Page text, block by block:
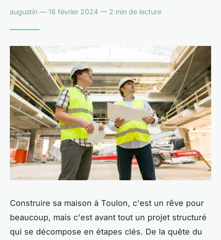
augustin — 18 février 2024 — 2 min de lecture
Construire sa maison à Toulon, c'est un rêve pour
beaucoup, mais c'est avant tout un projet structuré
qui se décompose en étapes clés. De la quête du